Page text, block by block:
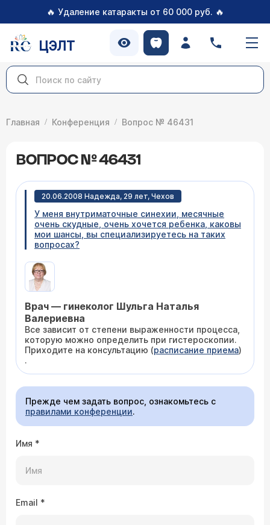
🔥 Удаление катаракты от 60 000 руб. 🔥
ЦЭЛТ
Главная Конференция Вопрос № 46431
ВОПРОС № 46431
20.06.2008 Надежда, 29 лет, Чехов
У меня внутриматочные синехии, месячные
очень скудные, очень хочется ребенка, каковы
мои шансы, вы специализируетесь на таких
вопросах?
Врач — гинеколог Шульга Наталья
Валериевна
Все зависит от степени выраженности процесса,
которую можно определить при гистероскопии.
Приходите на консультацию (расписание приема)
.
Прежде чем задать вопрос, ознакомьтесь с
правилами конференции.
Имя *
Email *